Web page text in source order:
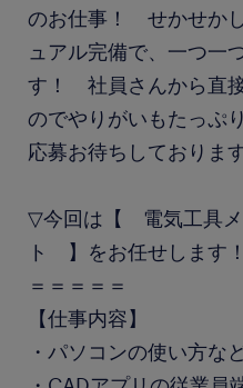
のお仕事！ せかせか
ュアル完備で、一つ一
す！ 社員さんから直
のでやりがいもたっ
応募お待ちしておりま
▽今回は【 電気工具メ
ト 】をお任せします！
＝＝＝＝＝
【仕事内容】
・パソコンの使い方な